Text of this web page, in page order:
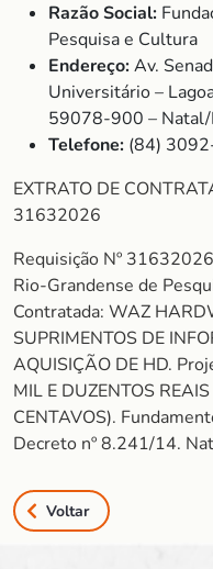
Razão Social:
Pesquisa e Cultura
Endereço:Av.
Universitário –
59078-900 – Natal/
Telefone: (84)
EXTRATO DE
31632026
Requisição Nº
Rio-Grandense de
Contratada: WAZ
SUPRIMENTOS DE
AQUISIÇÃO DE HD.
MIL E DUZENTOS
CENTAVOS).
Decreto nº 8.241/14.
Voltar